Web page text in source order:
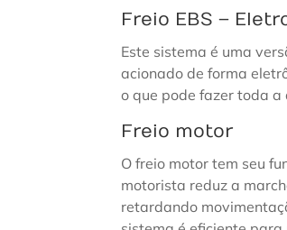
Freio EBS –
Este sistema é uma
acionado de forma
o que pode fazer toda
Freio motor
O freio motor tem seu
motorista reduz a
retardando